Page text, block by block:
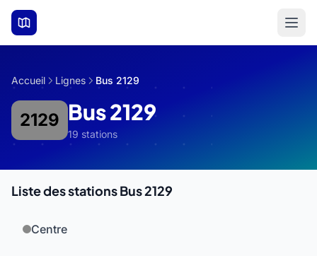
Aller au contenu principal
Accueil Lignes Bus 2129
2129 Bus 2129
19 stations
Liste des stations Bus 2129
Centre